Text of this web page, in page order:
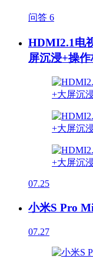
问答 6
HDMI2.1电
屏沉浸+操
07.25
小米S Pro
07.27